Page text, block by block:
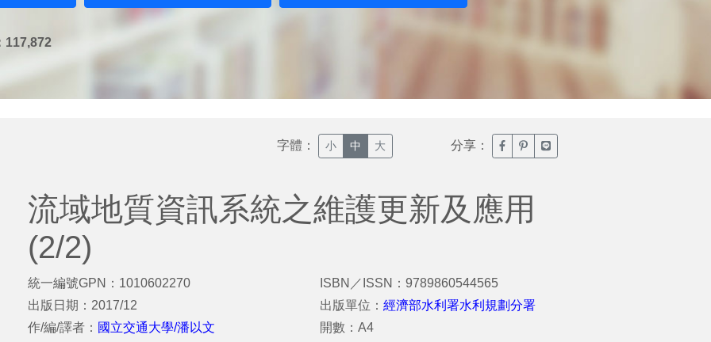
117,872
字體： 小 中 大 分享： 臉書分享(另開新視窗)
噗浪分享(另開新視窗)
Line分享(另開新視窗)
流域地質資訊系統之維護更新及應用
(2/2)
統一編號GPN：1010602270
出版日期：2017/12
作/編/譯者： 國立交通大學/潘以文
ISBN／ISSN：9789860544565
出版單位：經濟部水利署水利規劃分署
開數：A4